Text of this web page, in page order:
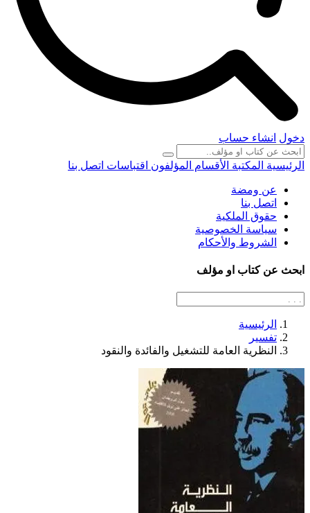
دخول انشاء حساب
الرئيسية المكتبة الأقسام المؤلفون اقتباسات اتصل بنا
عن ومضة
اتصل بنا
حقوق الملكية
سياسة الخصوصية
الشروط والأحكام
ابحث عن كتاب او مؤلف
الرئيسية
تفسير
النظرية العامة للتشغيل والفائدة والنقود